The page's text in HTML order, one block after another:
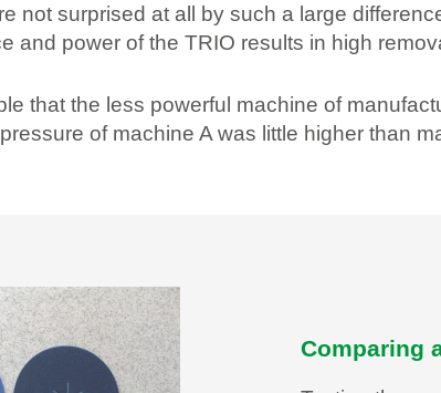
not surprised at all by such a large
and power of the TRIO results in high
that the less powerful machine of
of machine A was little higher than
Comparing